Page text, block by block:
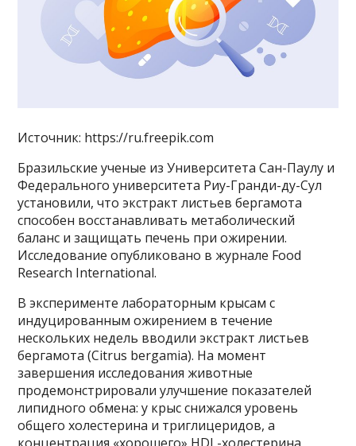
Источник: https://ru.freepik.com
Бразильские ученые из Университета Сан-Паулу и
Федерального университета Риу-Гранди-ду-Сул
установили, что экстракт листьев бергамота
способен восстанавливать метаболический
баланс и защищать печень при ожирении.
Исследование опубликовано в журнале Food
Research International.
В эксперименте лабораторным крысам с
индуцированным ожирением в течение
нескольких недель вводили экстракт листьев
бергамота (Citrus bergamia). На момент
завершения исследования животные
продемонстрировали улучшение показателей
липидного обмена: у крыс снижался уровень
общего холестерина и триглицеридов, а